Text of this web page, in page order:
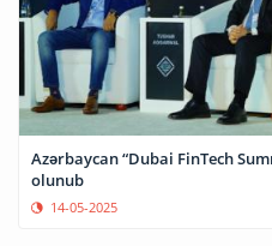
Azərbaycan “Dubai FinTech
olunub
14-05-2025